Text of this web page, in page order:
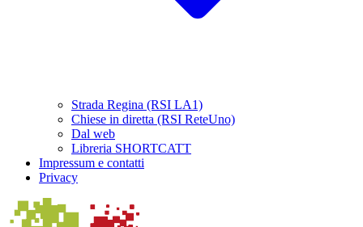
Strada Regina (RSI LA1)
Chiese in diretta (RSI ReteUno)
Dal web
Libreria SHORTCATT
Impressum e contatti
Privacy